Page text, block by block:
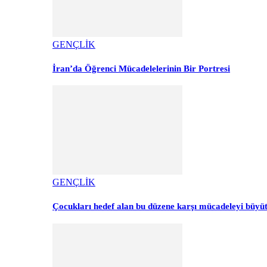
GENÇLİK
İran’da Öğrenci Mücadelelerinin Bir Portresi
GENÇLİK
Çocukları hedef alan bu düzene karşı mücadeleyi